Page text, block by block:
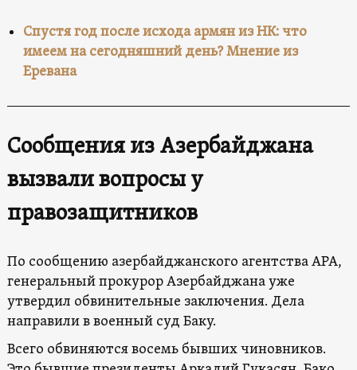
Спустя год после исхода армян из НК: что
имеем на сегодняшний день? Мнение из
Еревана
Сообщения из Азербайджана
вызвали вопросы у
правозащитников
По сообщению азербайджанского агентства APA,
генеральный прокурор Азербайджана уже
утвердил обвинительные заключения. Дела
направили в военный суд Баку.
Всего обвиняются восемь бывших чиновников.